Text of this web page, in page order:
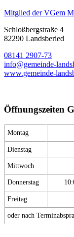
Mitglied der VGem
Schloßbergstraße 4
82290 Landsberied
08141 2907-73
info@gemeinde-
www.gemeinde-
Öffnungszeiten
Montag
Dienstag
Mittwoch
Donnerstag
Freitag
oder nach